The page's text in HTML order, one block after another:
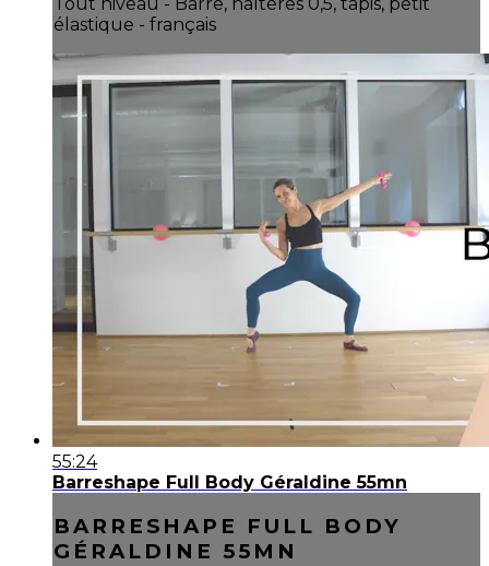
élastique - français
55:24
Barreshape Full Body Géraldine 55mn
BARRESHAPE FULL BODY
GÉRALDINE 55MN